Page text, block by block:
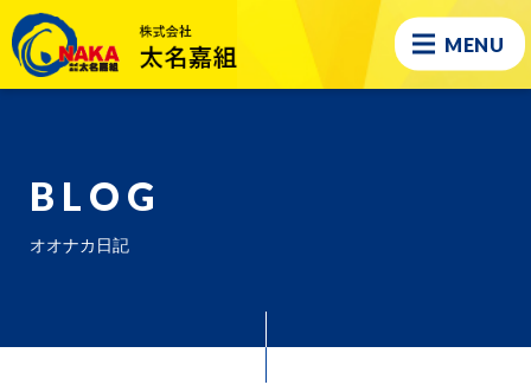
MENU
BLOG
オオナカ日記